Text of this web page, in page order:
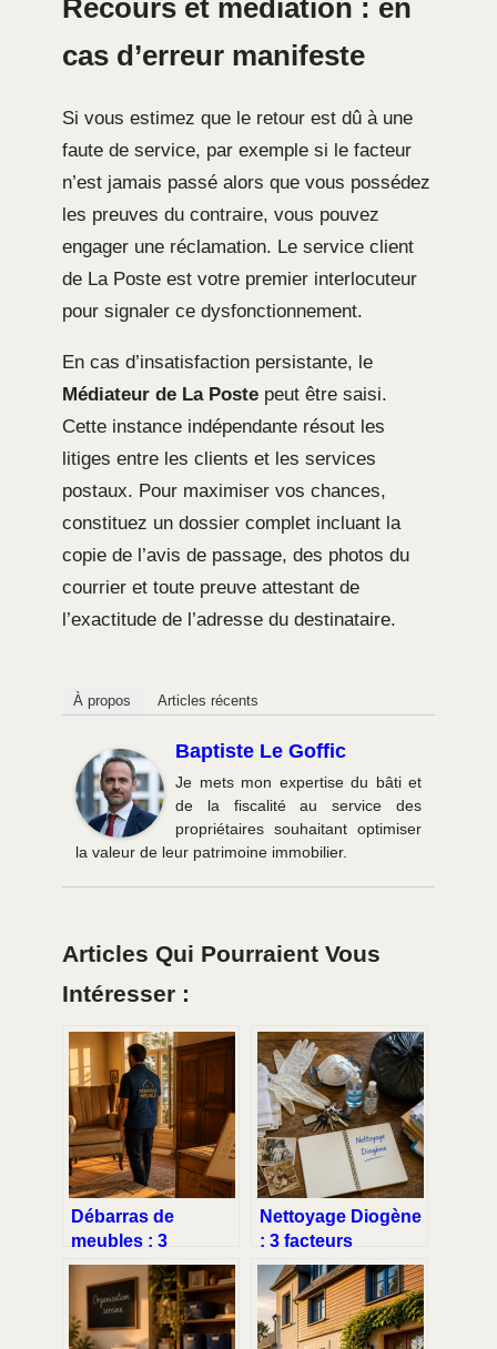
Recours et médiation : en
cas d’erreur manifeste
Si vous estimez que le retour est dû à une
faute de service, par exemple si le facteur
n’est jamais passé alors que vous possédez
les preuves du contraire, vous pouvez
engager une réclamation. Le service client
de La Poste est votre premier interlocuteur
pour signaler ce dysfonctionnement.
En cas d’insatisfaction persistante, le
Médiateur de La Poste peut être saisi.
Cette instance indépendante résout les
litiges entre les clients et les services
postaux. Pour maximiser vos chances,
constituez un dossier complet incluant la
copie de l’avis de passage, des photos du
courrier et toute preuve attestant de
l’exactitude de l’adresse du destinataire.
À propos Articles récents
Baptiste Le Goffic
Je mets mon expertise du bâti et
de la fiscalité au service des
propriétaires souhaitant optimiser
la valeur de leur patrimoine immobilier.
Articles Qui Pourraient Vous
Intéresser :
Débarras de
meubles : 3
méthodes pour
réduire vos coûts
et valoriser vos
objets
Nettoyage Diogène
: 3 facteurs
déterminants pour
estimer votre
budget de 20 à 35 €
par m²